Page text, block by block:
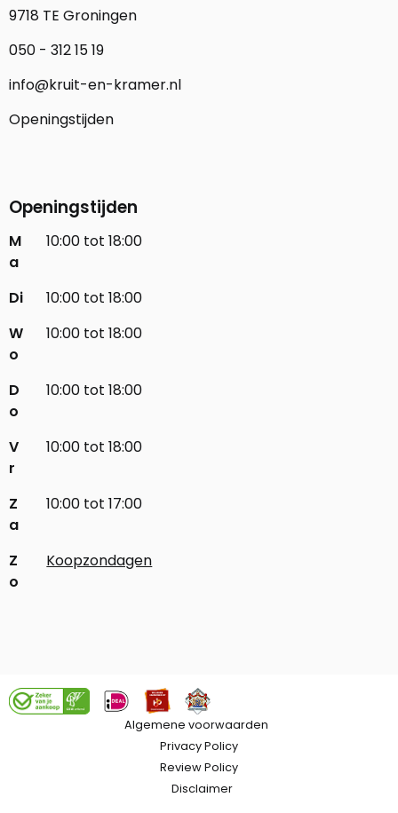
9718 TE Groningen
050 - 312 15 19
info@kruit-en-kramer.nl
Openingstijden
Openingstijden
M
a
10:00 tot 18:00
Di
10:00 tot 18:00
W
o
10:00 tot 18:00
D
o
10:00 tot 18:00
V
r
10:00 tot 18:00
Z
a
10:00 tot 17:00
Z
o
Koopzondagen
Algemene voorwaarden
Privacy Policy
Review Policy
Disclaimer